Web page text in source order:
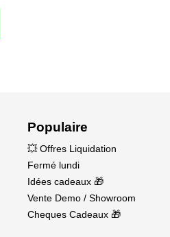
Populaire
💥 Offres Liquidation
Fermé lundi
Idées cadeaux 🎁
Vente Demo / Showroom
Cheques Cadeaux 🎁